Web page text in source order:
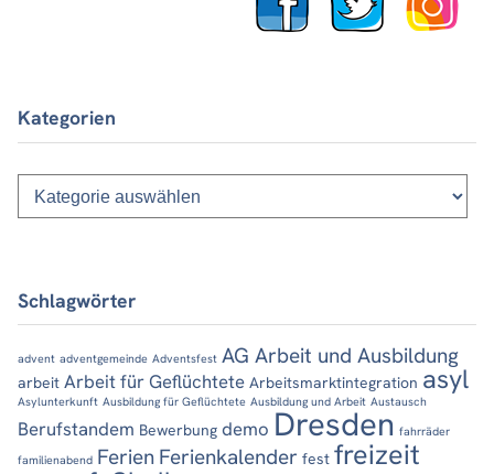
Kategorien
Kategorien
Schlagwörter
advent adventgemeinde Adventsfest AG Arbeit und Ausbildung
arbeit Arbeit für Geflüchtete Arbeitsmarktintegration asyl
Asylunterkunft Ausbildung für Geflüchtete Ausbildung und Arbeit Austausch
Berufstandem Bewerbung demo Dresden fahrräder
familienabend Ferien Ferienkalender fest freizeit